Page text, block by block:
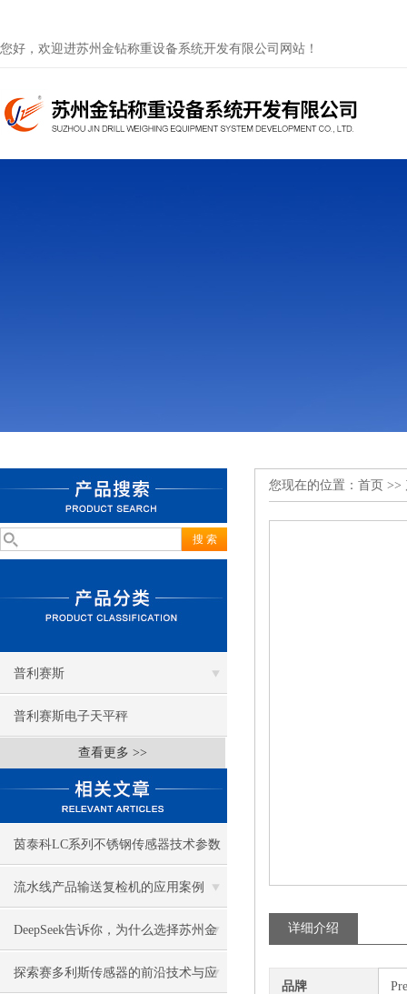
您好，欢迎进苏州金钻称重设备系统开发有限公司网站！
普利赛斯
普利赛斯电子天平秤
查看更多 >>
茵泰科LC系列不锈钢传感器技术参数
流水线产品输送复检机的应用案例
DeepSeek告诉你，为什么选择苏州金
钻称重
探索赛多利斯传感器的前沿技术与应
您现在的位置： 首页 >>
详细介绍
品牌